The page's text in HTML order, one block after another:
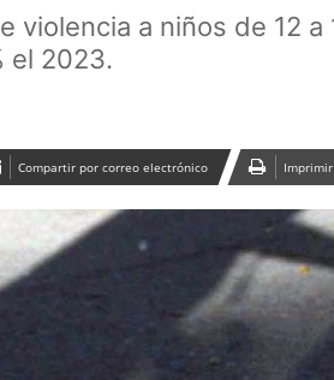
violencia a niños de 12 a
el 2023.
Compartir por correo electrónico Imprimir